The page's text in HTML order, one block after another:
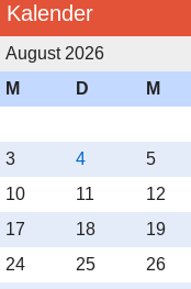
Kalender
August 2026
M
D M
3
4 5
10
11 12
17
18 19
24
25 26